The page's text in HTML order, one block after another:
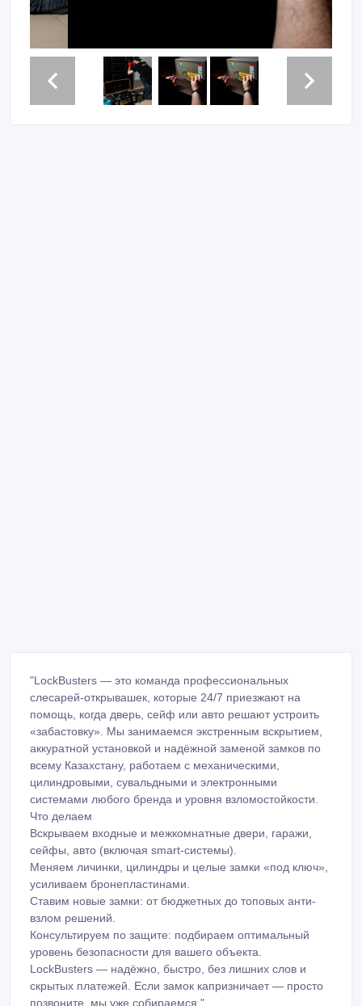
"LockBusters — это команда профессиональных
слесарей-открывашек, которые 24/7 приезжают на
помощь, когда дверь, сейф или авто решают устроить
«забастовку». Мы занимаемся экстренным вскрытием,
аккуратной установкой и надёжной заменой замков по
всему Казахстану, работаем с механическими,
цилиндровыми, сувальдными и электронными
системами любого бренда и уровня взломостойкости.
Что делаем
Вскрываем входные и межкомнатные двери, гаражи,
сейфы, авто (включая smart-системы).
Меняем личинки, цилиндры и целые замки «под ключ»,
усиливаем бронепластинами.
Ставим новые замки: от бюджетных до топовых анти-
взлом решений.
Консультируем по защите: подбираем оптимальный
уровень безопасности для вашего объекта.
LockBusters — надёжно, быстро, без лишних слов и
скрытых платежей. Если замок капризничает — просто
позвоните, мы уже собираемся."